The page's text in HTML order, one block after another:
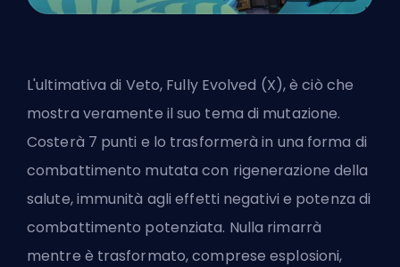
L'ultimativa di Veto, Fully Evolved (X), è ciò che
mostra veramente il suo tema di mutazione.
Costerà 7 punti e lo trasformerà in una forma di
combattimento mutata con rigenerazione della
salute, immunità agli effetti negativi e potenza di
combattimento potenziata. Nulla rimarrà
mentre è trasformato, comprese esplosioni,